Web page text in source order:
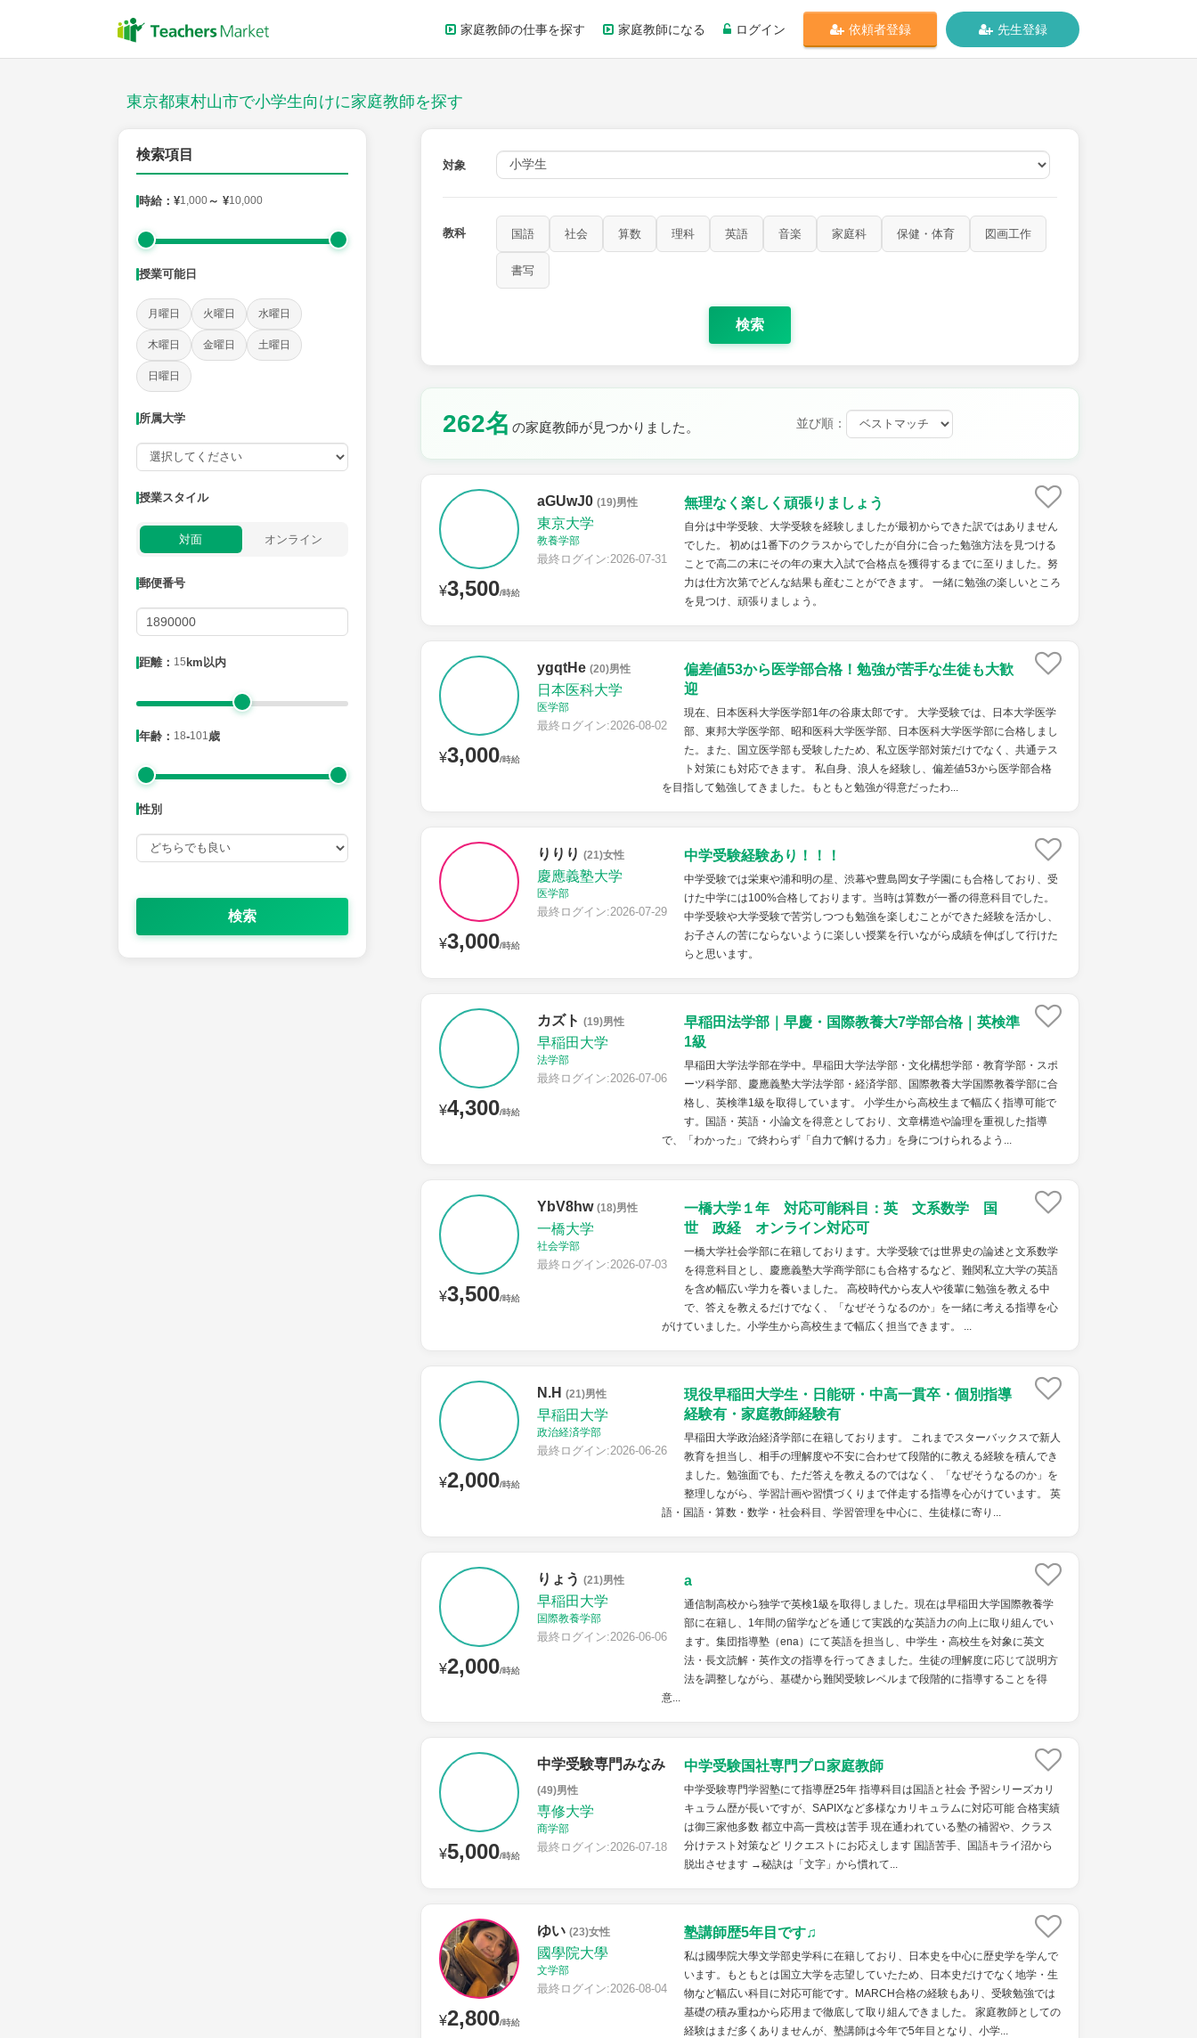
家庭教師の仕事を探す 家庭教師になる ログイン 依頼者登録 先生登録
東京都東村山市で小学生向けに家庭教師を探す
検索項目
時給：¥1,000～ ¥10,000
授業可能日
月曜日 火曜日 水曜日
木曜日 金曜日 土曜日
日曜日
所属大学
授業スタイル
対面 オンライン
郵便番号
距離： 15 km以内
年齢： 18-101 歳
性別
検索
対象
教科 国語 社会 算数 理科 英語 音楽 家庭科 保健・体育 図画工作
書写
検索
262名 の家庭教師が見つかりました。 並び順：
¥3,500/時給
aGUwJ0 (19)男性
東京大学
教養学部
最終ログイン:2026-07-31
無理なく楽しく頑張りましょう
自分は中学受験、大学受験を経験しましたが最初からできた訳ではありません
でした。 初めは1番下のクラスからでしたが自分に合った勉強方法を見つける
ことで高二の末にその年の東大入試で合格点を獲得するまでに至りました。努
力は仕方次第でどんな結果も産むことができます。 一緒に勉強の楽しいところ
を見つけ、頑張りましょう。
¥3,000/時給
ygqtHe (20)男性
日本医科大学
医学部
最終ログイン:2026-08-02
偏差値53から医学部合格！勉強が苦手な生徒も大歓
迎
現在、日本医科大学医学部1年の谷康太郎です。 大学受験では、日本大学医学
部、東邦大学医学部、昭和医科大学医学部、日本医科大学医学部に合格しまし
た。また、国立医学部も受験したため、私立医学部対策だけでなく、共通テス
ト対策にも対応できます。 私自身、浪人を経験し、偏差値53から医学部合格
を目指して勉強してきました。もともと勉強が得意だったわ...
¥3,000/時給
りりり (21)女性
慶應義塾大学
医学部
最終ログイン:2026-07-29
中学受験経験あり！！！
中学受験では栄東や浦和明の星、渋幕や豊島岡女子学園にも合格しており、受
けた中学には100%合格しております。当時は算数が一番の得意科目でした。
中学受験や大学受験で苦労しつつも勉強を楽しむことができた経験を活かし、
お子さんの苦にならないように楽しい授業を行いながら成績を伸ばして行けた
らと思います。
¥4,300/時給
カズト (19)男性
早稲田大学
法学部
最終ログイン:2026-07-06
早稲田法学部｜早慶・国際教養大7学部合格｜英検準
1級
早稲田大学法学部在学中。早稲田大学法学部・文化構想学部・教育学部・スポ
ーツ科学部、慶應義塾大学法学部・経済学部、国際教養大学国際教養学部に合
格し、英検準1級を取得しています。 小学生から高校生まで幅広く指導可能で
す。国語・英語・小論文を得意としており、文章構造や論理を重視した指導
で、「わかった」で終わらず「自力で解ける力」を身につけられるよう...
¥3,500/時給
YbV8hw (18)男性
一橋大学
社会学部
最終ログイン:2026-07-03
一橋大学１年 対応可能科目：英 文系数学 国
世 政経 オンライン対応可
一橋大学社会学部に在籍しております。大学受験では世界史の論述と文系数学
を得意科目とし、慶應義塾大学商学部にも合格するなど、難関私立大学の英語
を含め幅広い学力を養いました。 高校時代から友人や後輩に勉強を教える中
で、答えを教えるだけでなく、「なぜそうなるのか」を一緒に考える指導を心
がけていました。小学生から高校生まで幅広く担当できます。 ...
¥2,000/時給
N.H (21)男性
早稲田大学
政治経済学部
最終ログイン:2026-06-26
現役早稲田大学生・日能研・中高一貫卒・個別指導
経験有・家庭教師経験有
早稲田大学政治経済学部に在籍しております。 これまでスターバックスで新人
教育を担当し、相手の理解度や不安に合わせて段階的に教える経験を積んでき
ました。勉強面でも、ただ答えを教えるのではなく、「なぜそうなるのか」を
整理しながら、学習計画や習慣づくりまで伴走する指導を心がけています。 英
語・国語・算数・数学・社会科目、学習管理を中心に、生徒様に寄り...
¥2,000/時給
りょう (21)男性
早稲田大学
国際教養学部
最終ログイン:2026-06-06
a
通信制高校から独学で英検1級を取得しました。現在は早稲田大学国際教養学
部に在籍し、1年間の留学などを通じて実践的な英語力の向上に取り組んでい
ます。集団指導塾（ena）にて英語を担当し、中学生・高校生を対象に英文
法・長文読解・英作文の指導を行ってきました。生徒の理解度に応じて説明方
法を調整しながら、基礎から難関受験レベルまで段階的に指導することを得
意...
¥5,000/時給
中学受験専門みなみ
(49)男性
専修大学
商学部
最終ログイン:2026-07-18
中学受験国社専門プロ家庭教師
中学受験専門学習塾にて指導歴25年 指導科目は国語と社会 予習シリーズカリ
キュラム歴が長いですが、SAPIXなど多様なカリキュラムに対応可能 合格実績
は御三家他多数 都立中高一貫校は苦手 現在通われている塾の補習や、クラス
分けテスト対策など リクエストにお応えします 国語苦手、国語キライ沼から
脱出させます →秘訣は「文字」から慣れて...
¥2,800/時給
ゆい (23)女性
國學院大學
文学部
最終ログイン:2026-08-04
塾講師歴5年目です♫
私は國學院大學文学部史学科に在籍しており、日本史を中心に歴史学を学んで
います。もともとは国立大学を志望していたため、日本史だけでなく地学・生
物など幅広い科目に対応可能です。MARCH合格の経験もあり、受験勉強では
基礎の積み重ねから応用まで徹底して取り組んできました。 家庭教師としての
経験はまだ多くありませんが、塾講師は今年で5年目となり、小学...
授業スタイル
社会 算数 理科
時給：¥1,000 ～ ¥10,000
授業可能日
月曜日 火曜日 日曜日
距離：15km以内
年齢：18-101歳